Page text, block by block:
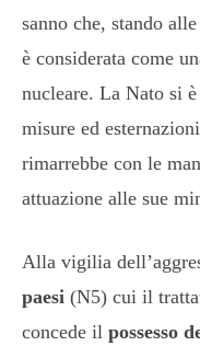
sanno che, stando
è considerata come
nucleare. La Nato si
misure ed
rimarrebbe con le
attuazione alle sue
Alla vigilia
paesi (N5) cui il
concede il possesso